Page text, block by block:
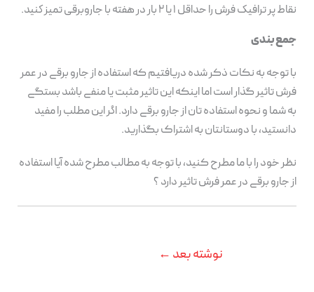
نقاط پر ترافیک فرش را حداقل ۱ یا ۲ بار در هفته با جاروبرقی تمیز کنید.
جمع بندی
با توجه به نکات ذکر شده دریافتیم که استفاده از جارو برقی در عمر
فرش تاثیر گذار است اما اینکه این تاثیر مثبت یا منفی باشد بستگی
به شما و نحوه استفاده تان از جارو برقی دارد. اگر این مطلب را مفید
دانستید، با دوستانتان به اشتراک بگذارید.
نظر خود را با ما مطرح کنید، با توجه به مطالب مطرح شده آیا استفاده
از جارو برقی در عمر فرش تاثیر دارد ؟
نوشته بعد ←